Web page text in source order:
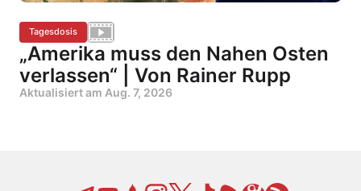
Tagesdosis
„Amerika muss den Nahen Osten
verlassen“ | Von Rainer Rupp
Aktualisiert am Aug. 7, 2026